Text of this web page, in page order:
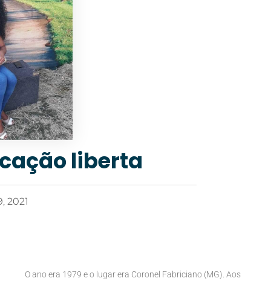
liberta
2021
O ano era 1979 e o lugar era Coronel Fabriciano (MG). Aos